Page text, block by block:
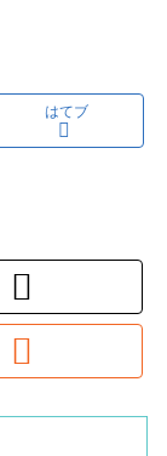
はてブ